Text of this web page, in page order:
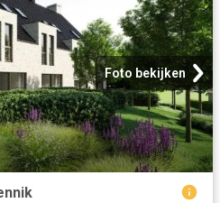
Foto bekijken